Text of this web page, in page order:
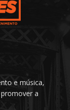
e música,
a